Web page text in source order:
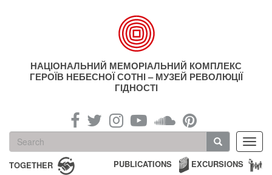
НАЦІОНАЛЬНИЙ МЕМОРІАЛЬНИЙ КОМПЛЕКС
ГЕРОЇВ НЕБЕСНОЇ СОТНІ – МУЗЕЙ РЕВОЛЮЦІЇ
ГІДНОСТІ
Search
form
Search
TOGETHER EXCURSIONS
PUBLICATIONS